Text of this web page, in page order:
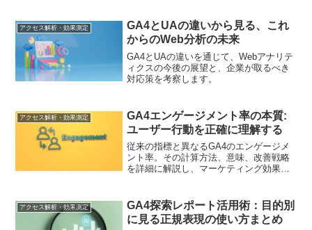
アクセス解析・効果測定
GA4とUAの違いから見る、これ
からのWeb分析の未来
GA4とUAの違いを通じて、Webアナリテ
ィクスの今後の展望と、企業が取るべき
対応策を考察します。
アクセス解析・効果測定
GA4エンゲージメント率の本質:
ユーザー行動を正確に理解する
従来の指標と異なるGA4のエンゲージメ
ント率。その計算方法、意味、改善戦略
を詳細に解説し、マーケティング効果を
アクセス解析・効果測定
GA4探索レポート活用術：目的別
に見る正規表現の使い方まとめ